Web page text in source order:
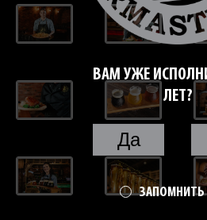
ВАМ УЖЕ
ЛЕТ?
Да
ЗАПОМНИТЬ